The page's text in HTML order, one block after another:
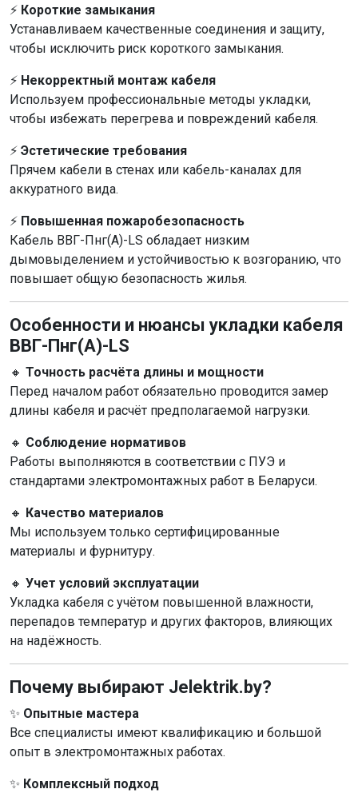
⚡ Короткие замыкания
Устанавливаем качественные соединения и защиту,
чтобы исключить риск короткого замыкания.
⚡ Некорректный монтаж кабеля
Используем профессиональные методы укладки,
чтобы избежать перегрева и повреждений кабеля.
⚡ Эстетические требования
Прячем кабели в стенах или кабель-каналах для
аккуратного вида.
⚡ Повышенная пожаробезопасность
Кабель ВВГ-Пнг(А)-LS обладает низким
дымовыделением и устойчивостью к возгоранию, что
повышает общую безопасность жилья.
Особенности и нюансы укладки кабеля
ВВГ-Пнг(А)-LS
🔸 Точность расчёта длины и мощности
Перед началом работ обязательно проводится замер
длины кабеля и расчёт предполагаемой нагрузки.
🔸 Соблюдение нормативов
Работы выполняются в соответствии с ПУЭ и
стандартами электромонтажных работ в Беларуси.
🔸 Качество материалов
Мы используем только сертифицированные
материалы и фурнитуру.
🔸 Учет условий эксплуатации
Укладка кабеля с учётом повышенной влажности,
перепадов температур и других факторов, влияющих
на надёжность.
Почему выбирают Jelektrik.by?
✨ Опытные мастера
Все специалисты имеют квалификацию и большой
опыт в электромонтажных работах.
✨ Комплексный подход